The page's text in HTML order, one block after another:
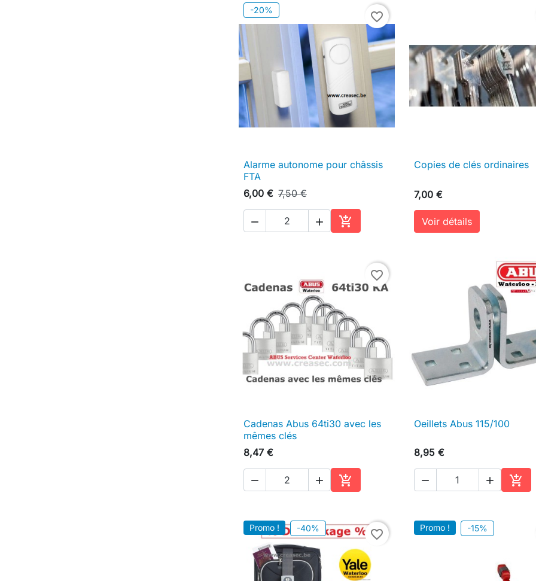
-20% favorite_border
 Aperçu rapide
Alarme autonome pour châssis
FTA
6,00 € 7,50 €
  
Ajouter au panier
 Aperçu rapide
Copies de clés ordinaires
7,00 €
Voir détails
favorite_border
 Aperçu rapide
Cadenas Abus 64ti30 avec les
mêmes clés
8,47 €
  
Ajouter au panier
 Aperçu rapide
Oeillets Abus 115/100
8,95 €
  
Promo ! -40% favorite_border Promo ! -15%